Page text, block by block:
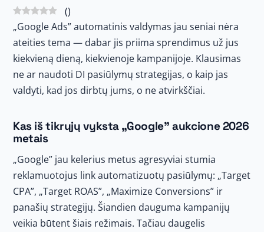
()
„Google Ads” automatinis valdymas jau seniai nėra
ateities tema — dabar jis priima sprendimus už jus
kiekvieną dieną, kiekvienoje kampanijoje. Klausimas
ne ar naudoti DI pasiūlymų strategijas, o kaip jas
valdyti, kad jos dirbtų jums, o ne atvirkščiai.
Kas iš tikrųjų vyksta „Google” aukcione 2026
metais
„Google” jau kelerius metus agresyviai stumia
reklamuotojus link automatizuotų pasiūlymų: „Target
CPA”, „Target ROAS”, „Maximize Conversions” ir
panašių strategijų. Šiandien dauguma kampanijų
veikia būtent šiais režimais. Tačiau daugelis